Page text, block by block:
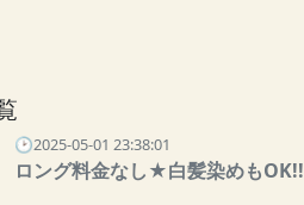
🕑2025-05-01 23:38:01
ロング料金なし★白髪染めもOK!!